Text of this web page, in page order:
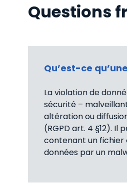
Questions
Qu’est-ce
La violation de
sécurité –
altération ou
(RGPD art. 4 §12). Il
contenant un fichier
données par un